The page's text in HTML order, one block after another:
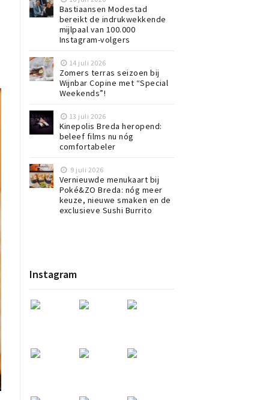
Bastiaansen Modestad
bereikt de indrukwekkende
mijlpaal van 100.000
Instagram-volgers
14 juli 2026
Zomers terras seizoen bij
Wijnbar Copine met “Special
Weekends”!
13 juli 2026
Kinepolis Breda heropend:
beleef films nu nóg
comfortabeler
9 juli 2026
Vernieuwde menukaart bij
Poké&ZO Breda: nóg meer
keuze, nieuwe smaken en de
exclusieve Sushi Burrito
Instagram